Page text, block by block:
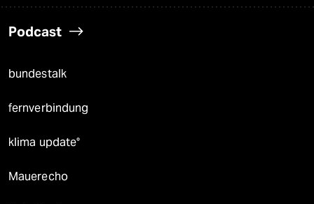
Podcast
bundestalk
fernverbindung
klima update°
Mauerecho